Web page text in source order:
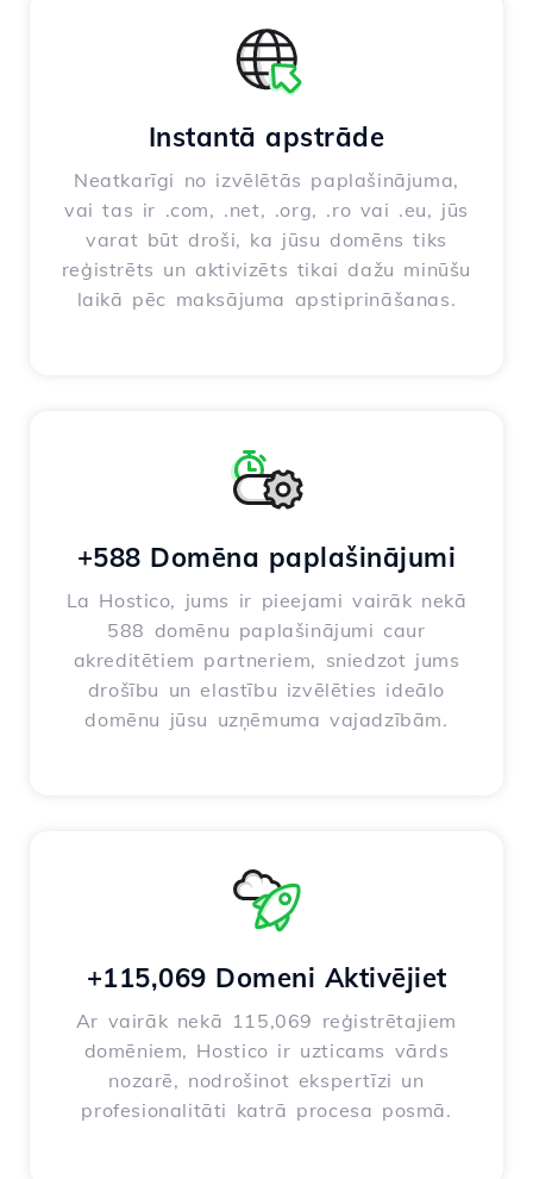
Instantā apstrāde
Neatkarīgi no izvēlētās paplašinājuma,
vai tas ir .com, .net, .org, .ro vai .eu, jūs
varat būt droši, ka jūsu domēns tiks
reģistrēts un aktivizēts tikai dažu minūšu
laikā pēc maksājuma apstiprināšanas.
+588 Domēna paplašinājumi
La Hostico, jums ir pieejami vairāk nekā
588 domēnu paplašinājumi caur
akreditētiem partneriem, sniedzot jums
drošību un elastību izvēlēties ideālo
domēnu jūsu uzņēmuma vajadzībām.
+115,069 Domeni Aktivējiet
Ar vairāk nekā 115,069 reģistrētajiem
domēniem, Hostico ir uzticams vārds
nozarē, nodrošinot ekspertīzi un
profesionalitāti katrā procesa posmā.